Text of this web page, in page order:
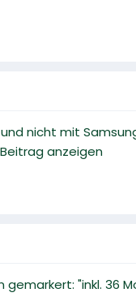
nicht mit
anzeigen
"inkl. 36